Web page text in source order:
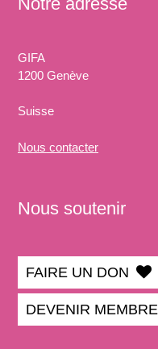
GIFA
1200 Genève
Suisse
Nous contacter
Nous soutenir
FAIRE UN DON
DEVENIR MEMBRE